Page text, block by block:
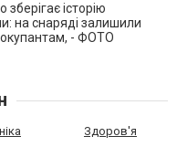
зберігає історію
на снаряді залишили
- ФОТО
Здоров'я